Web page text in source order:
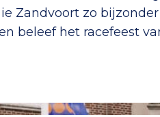
Zandvoort zo
beleef het racefeest